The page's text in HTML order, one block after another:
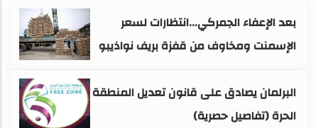
بعد الإعفاء الجمركي...انتظارات لسعر
الإسمنت ومخاوف من قفزة بريف نواذيبو
البرلمان يصادق على قانون تعديل المنطقة
الحرة (تفاصيل حصرية)